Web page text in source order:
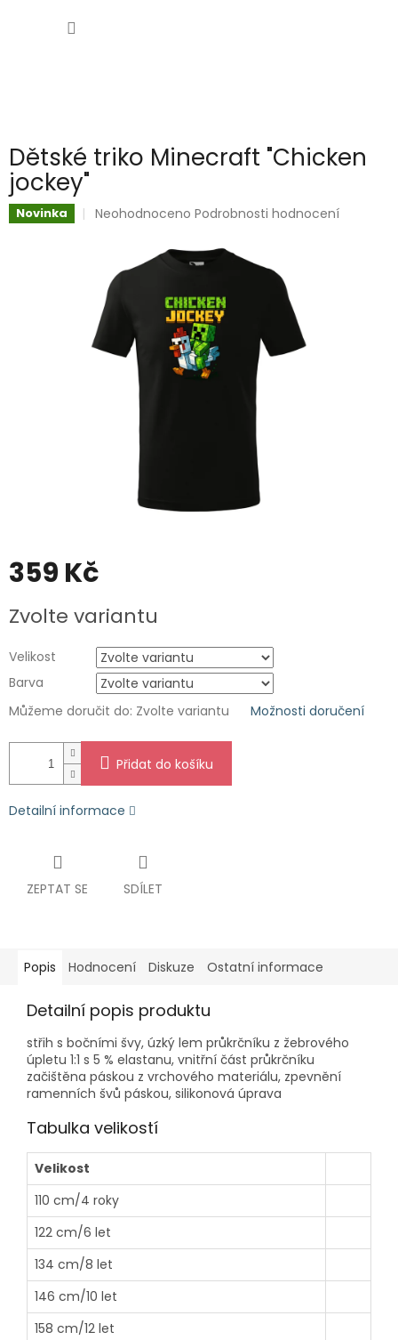
Dětské triko Minecraft "Chicken
jockey"
Novinka
Průměrné
0,0
5
hvězdiček.
Neohodnoceno Podrobnosti hodnocení
359 Kč
cena:
Zvolte variantu
Velikost
Barva
Můžeme doručit do: Zvolte variantu Možnosti doručení
Přidat do košíku
Detailní informace
ZEPTAT SE SDÍLET
Popis Hodnocení Diskuze Ostatní informace
Detailní popis produktu
střih s bočními švy, úzký lem průkrčníku z žebrového
úpletu 1:1 s 5 % elastanu, vnitřní část průkrčníku
začištěna páskou z vrchového materiálu, zpevnění
ramenních švů páskou, silikonová úprava
Tabulka velikostí
Velikost
110 cm/4 roky
122 cm/6 let
134 cm/8 let
146 cm/10 let
158 cm/12 let